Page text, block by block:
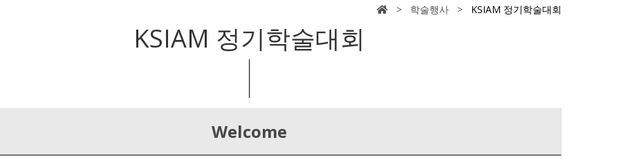
> 학술행사 >KSIAM 정기학술대회
KSIAM 정기학술대회
Welcome